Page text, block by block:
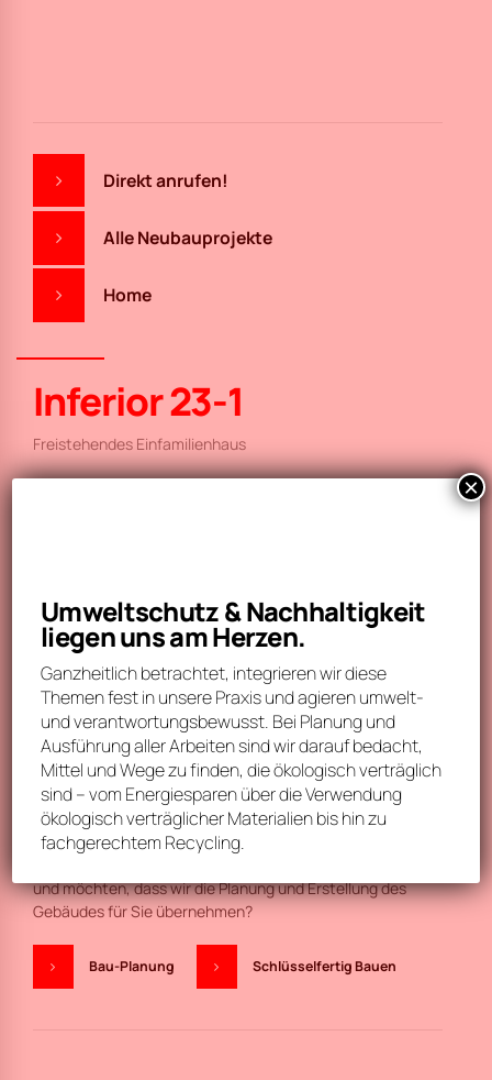
Direkt anrufen!
Alle Neubauprojekte
Home
Inferior 23-1
Freistehendes Einfamilienhaus
Ausstattungsmerkmale
Alle Neubauprojekte
Sie haben ein Grundstück …
und möchten, dass wir die Planung und Erstellung des
Gebäudes für Sie übernehmen?
Bau-Planung Schlüsselfertig Bauen
Umweltschutz & Nachhaltigkeit
liegen uns am Herzen.
Ganzheitlich betrachtet, integrieren wir diese
Themen fest in unsere Praxis und agieren umwelt-
und verantwortungsbewusst. Bei Planung und
Ausführung aller Arbeiten sind wir darauf bedacht,
Mittel und Wege zu finden, die ökologisch verträglich
sind – vom Energiesparen über die Verwendung
ökologisch verträglicher Materialien bis hin zu
fachgerechtem Recycling.
×